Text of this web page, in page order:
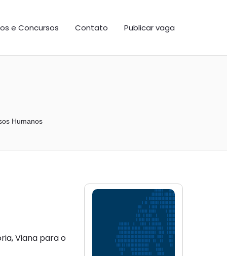
e Concursos Contato Publicar vaga
Humanos
Viana para o